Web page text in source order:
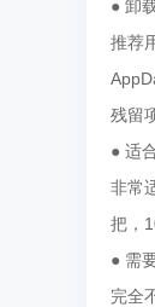
● 卸
推荐
残留
● 适
非常
把，
● 需
完全